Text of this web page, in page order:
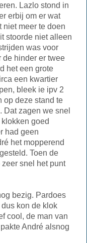
Lazlo stond in
erbij om er wat
niet meer te doen
stoorde niet alleen
was voor
de hinder er twee
het een grote
een kwartier
bleek ie ipv 2
op deze stand te
Dat zagen we snel
goed
had geen
het mopperend
Toen de
snel het punt
bezig. Pardoes
kon de klok
cool, de man van
André alsnog